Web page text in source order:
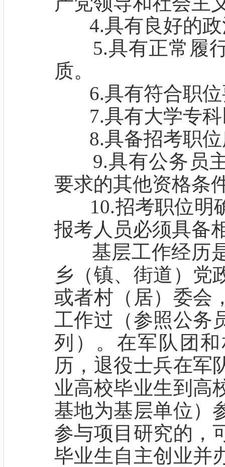
4.具有良好的政
5.具有正常履行
质。
6.具有符合职位
7.具有大学专科
8.具备招考职位
9.具有公务员主
要求的其他资格条
10.招考职位明
报考人员必须具备
基层工作经历是
乡（镇、街道）党
或者村（居）委会
工作过（参照公务
列）。在军队团
历，退役士兵在军
业高校毕业生到高
基地为基层单位）
参与项目研究的，
毕业生自主创业并